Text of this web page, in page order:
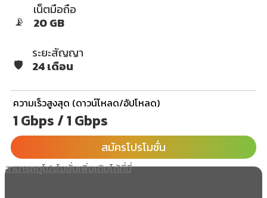
📡
เน็ตมือถือ
20 GB
🛡️
ระยะสัญญา
24 เดือน
ความเร็วสูงสุด (ดาวน์โหลด/อัปโหลด)
1 Gbps / 1 Gbps
สมัครโปรโมชั่น
สามารถดูโปรโมชั่นเพิ่มเติมได้ที่นี่